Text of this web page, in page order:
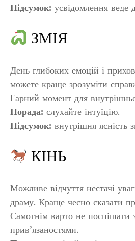
Підсумок: усвідомлення веде
ЗМІЯ
День глибоких емоцій і
можете краще зрозуміти
Гарний момент для
Порада: слухайте інтуїцію.
Підсумок: внутрішня ясність
КІНЬ
Можливе відчуття нестачі
драму. Краще чесно сказати
Самотнім варто не поспішати
прив’язаностями.